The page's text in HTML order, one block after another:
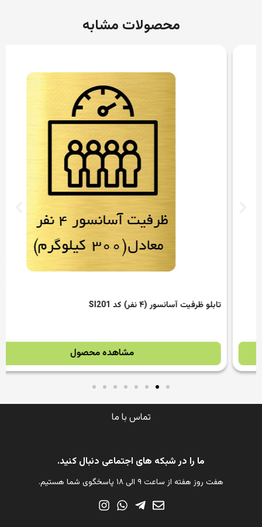
محصولات مشابه
تابلو ظرفیت آسانسور (۴ نفر) کد SI201
مشاهده محصول
تماس با ما
ما را در شبکه های اجتماعی دنبال کنید.
هفت روز هفته از ساعت ۹ الی ۱۸ پاسخگوی شما هستیم.